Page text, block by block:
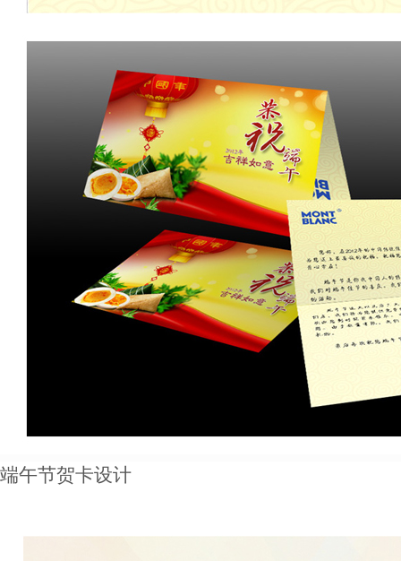
端午节贺卡设计